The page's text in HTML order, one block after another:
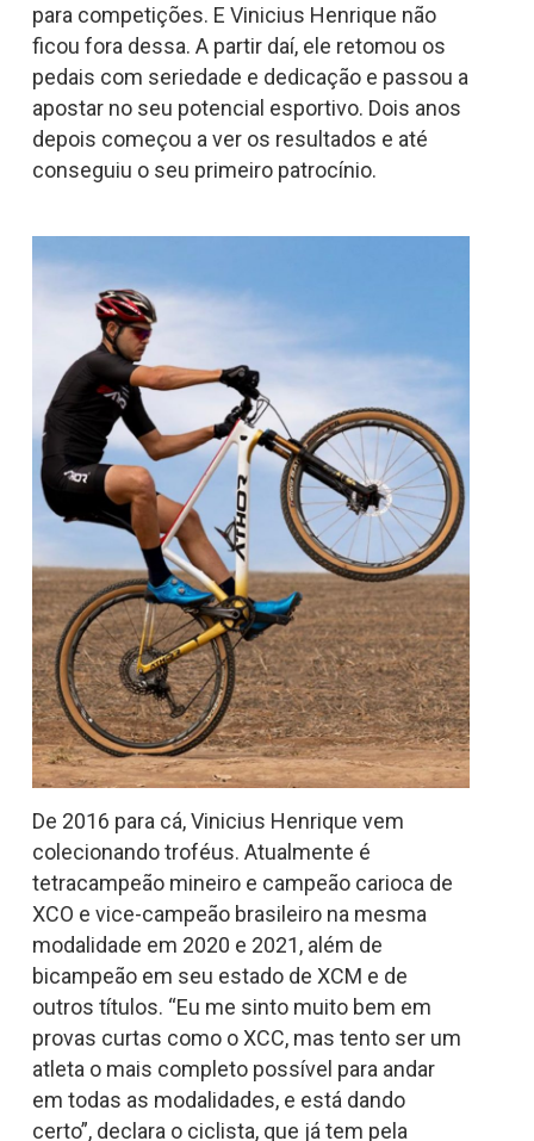
para competições. E Vinicius Henrique não
ficou fora dessa. A partir daí, ele retomou os
pedais com seriedade e dedicação e passou a
apostar no seu potencial esportivo. Dois anos
depois começou a ver os resultados e até
conseguiu o seu primeiro patrocínio.
De 2016 para cá, Vinicius Henrique vem
colecionando troféus. Atualmente é
tetracampeão mineiro e campeão carioca de
XCO e vice-campeão brasileiro na mesma
modalidade em 2020 e 2021, além de
bicampeão em seu estado de XCM e de
outros títulos. “Eu me sinto muito bem em
provas curtas como o XCC, mas tento ser um
atleta o mais completo possível para andar
em todas as modalidades, e está dando
certo”, declara o ciclista, que já tem pela